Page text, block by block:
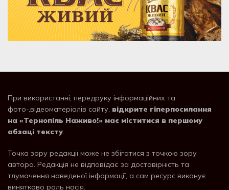
При використанні, передруку інформаційних та
фото-,відеоматеріалів сайту, відкрите гіперпосилання
на «Тернопіль Наживо!» має міститися в першому
абзаці тексту.
Точка зору редакції може не збігатися з точкою зору
автора. Редакція не відповідає за достовірність та
тлумачення наведеної інформації, а сам ресурс виконує
винятково роль носія.